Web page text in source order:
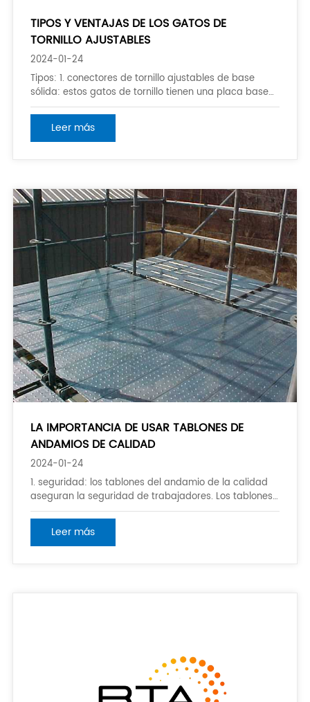
TIPOS Y VENTAJAS DE LOS GATOS DE
TORNILLO AJUSTABLES
2024-01-24
Tipos: 1. conectores de tornillo ajustables de base
sólida: estos gatos de tornillo tienen una placa base
sólida que proporciona estabilidad y soporte al
sistema de andamios. Se usan comúnmente en
aplicaciones donde se requiere una base sólida y
Leer más
LA IMPORTANCIA DE USAR TABLONES DE
ANDAMIOS DE CALIDAD
2024-01-24
1. seguridad: los tablones del andamio de la calidad
aseguran la seguridad de trabajadores. Los tablones
inferiores o dañados pueden haber debilitado la
integridad estructural, aumentando el riesgo de
accidentes, caídas y lesiones. Los tablones de alta
Leer más